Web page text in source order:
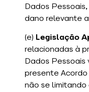
Dados
dano relevante
(e) Legislação
relacionadas à
Dados
presente Acordo
não se